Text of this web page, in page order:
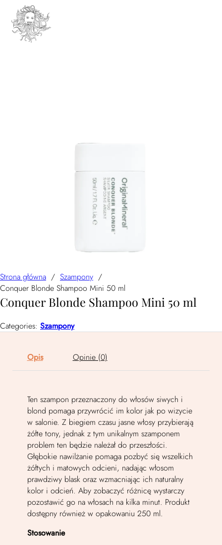
Strona główna / Szampony /
Conquer Blonde Shampoo Mini 50 ml
Conquer Blonde Shampoo Mini 50 ml
Categories: Szampony
Opis Opinie (0)
Ten szampon przeznaczony do włosów siwych i
blond pomaga przywrócić im kolor jak po wizycie
w salonie. Z biegiem czasu jasne włosy przybierają
żółte tony, jednak z tym unikalnym szamponem
problem ten będzie należał do przeszłości.
Głębokie nawilżanie pomaga pozbyć się wszelkich
żółtych i matowych odcieni, nadając włosom
prawdziwy blask oraz wzmacniając ich naturalny
kolor i odcień. Aby zobaczyć różnicę wystarczy
pozostawić go na włosach na kilka minut. Produkt
dostępny również w opakowaniu 250 ml.
Stosowanie